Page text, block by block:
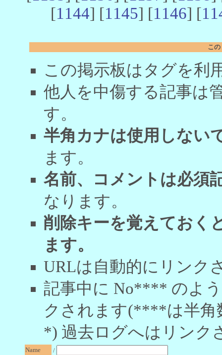
[1144] [1145] [1146] [
こ
この掲示板はタグを利
他人を中傷する記事は
す。
半角カナは使用しない
ます。
名前、コメントは必須
なります。
削除キーを覚えておく
ます。
URLは自動的にリンク
記事中に No**** のよ
クされます(****は半角
*) 過去ログへはリンク
Name
/